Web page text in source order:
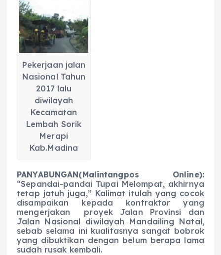
e
b
o
o
k
ts
A
p
p
g
r
a
m
Pekerjaan jalan
Nasional Tahun
2017 lalu
diwilayah
Kecamatan
Lembah Sorik
Merapi
Kab.Madina
PANYABUNGAN(Malintangpos Online):
“Sepandai-pandai Tupai Melompat, akhirnya
tetap jatuh juga,” Kalimat itulah yang cocok
disampaikan kepada kontraktor yang
mengerjakan proyek Jalan Provinsi dan
Jalan Nasional diwilayah Mandailing Natal,
sebab selama ini kualitasnya sangat bobrok
yang dibuktikan dengan belum berapa lama
sudah rusak kembali.